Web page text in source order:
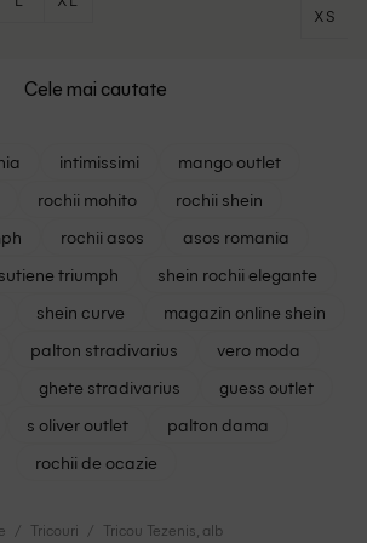
XS
Cele mai cautate
intimissimi
mango outlet
rochii mohito
rochii shein
rochii asos
asos romania
sutiene triumph
shein rochii elegante
shein curve
magazin online shein
palton stradivarius
vero moda
ghete stradivarius
guess outlet
s oliver outlet
palton dama
rochii de ocazie
Tricouri Tricou Tezenis, alb